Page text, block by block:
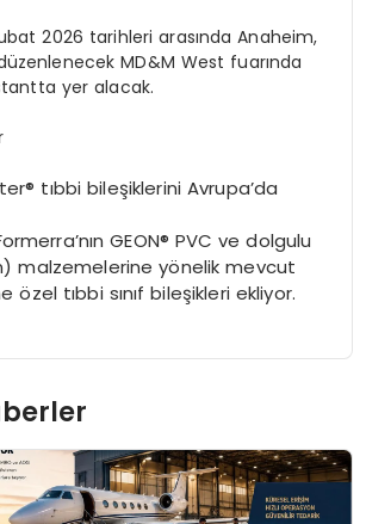
2026 tarihleri arasındaAnaheim,
MD&M West fuarında
yer alacak.
® tıbbi bileşiklerini Avrupa’da
n GEON® PVC ve dolgulu
malzemelerine yönelik mevcut
özel tıbbi sınıf bileşikleri ekliyor.